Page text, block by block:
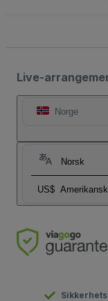
Live-
Norge
Norsk
US$